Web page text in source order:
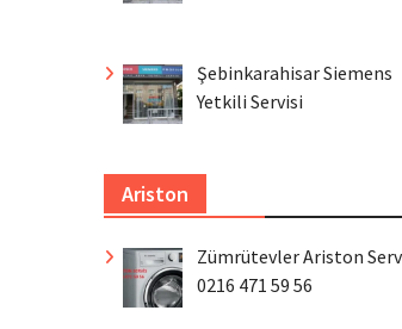
Şebinkarahisar Siemens
Yetkili Servisi
Ariston
Zümrütevler Ariston
0216 471 59 56